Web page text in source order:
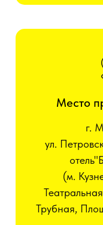
Место
г.
ул.
(м.
Трубная,